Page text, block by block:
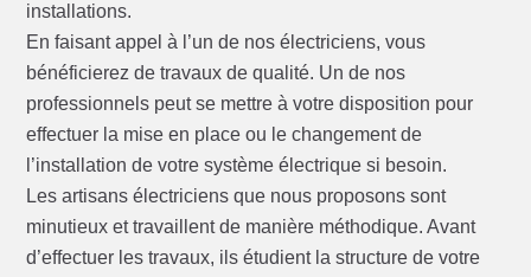
installations.
En faisant appel à l’un de nos électriciens, vous
bénéficierez de travaux de qualité. Un de nos
professionnels peut se mettre à votre disposition pour
effectuer la mise en place ou le changement de
l’installation de votre système électrique si besoin.
Les artisans électriciens que nous proposons sont
minutieux et travaillent de manière méthodique. Avant
d’effectuer les travaux, ils étudient la structure de votre